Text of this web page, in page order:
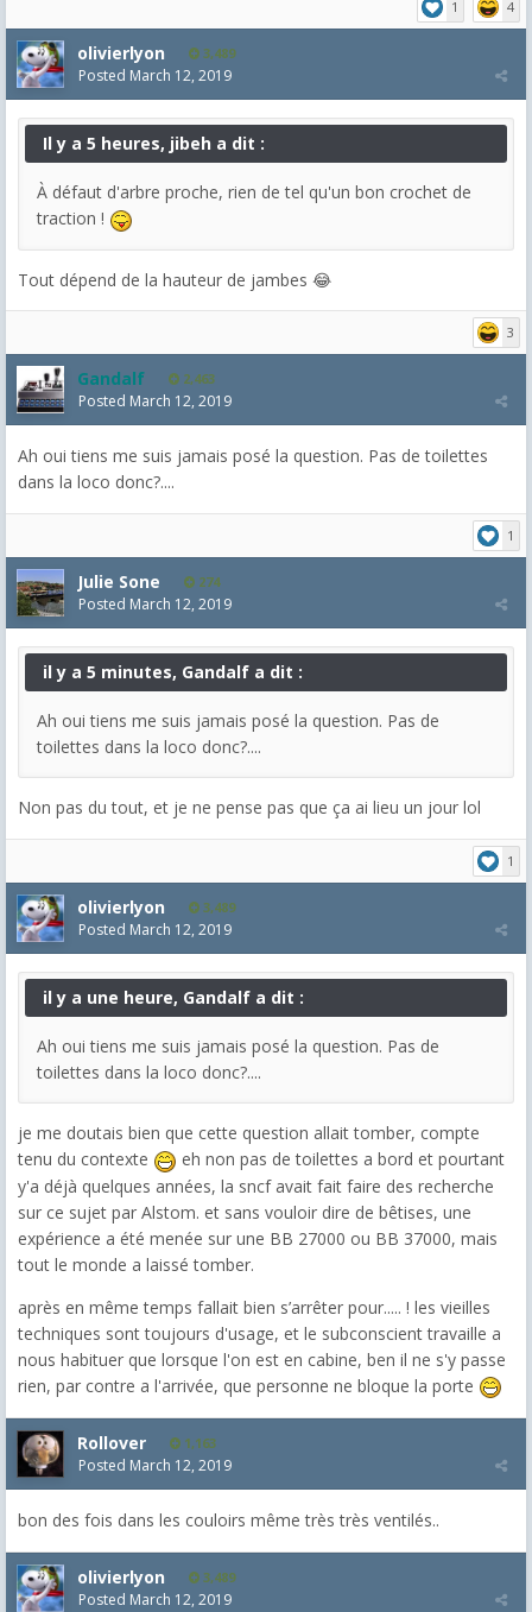
1 4
olivierlyon 3,489
Posted March 12, 2019
Il y a 5 heures, jibeh a dit :
À défaut d'arbre proche, rien de tel qu'un bon crochet de
traction !
Tout dépend de la hauteur de jambes 😂
3
Gandalf 2,463
Posted March 12, 2019
Ah oui tiens me suis jamais posé la question. Pas de toilettes
dans la loco donc?....
1
Julie Sone 274
Posted March 12, 2019
il y a 5 minutes, Gandalf a dit :
Ah oui tiens me suis jamais posé la question. Pas de
toilettes dans la loco donc?....
Non pas du tout, et je ne pense pas que ça ai lieu un jour lol
1
olivierlyon 3,489
Posted March 12, 2019
il y a une heure, Gandalf a dit :
Ah oui tiens me suis jamais posé la question. Pas de
toilettes dans la loco donc?....
je me doutais bien que cette question allait tomber, compte
tenu du contexte
eh non pas de toilettes a bord et pourtant
y'a déjà quelques années, la sncf avait fait faire des recherche
sur ce sujet par Alstom. et sans vouloir dire de bêtises, une
expérience a été menée sur une BB 27000 ou BB 37000, mais
tout le monde a laissé tomber.
après en même temps fallait bien s’arrêter pour..... ! les vieilles
techniques sont toujours d'usage, et le subconscient travaille a
nous habituer que lorsque l'on est en cabine, ben il ne s'y passe
rien, par contre a l'arrivée, que personne ne bloque la porte
Rollover 1,163
Posted March 12, 2019
bon des fois dans les couloirs même très très ventilés..
olivierlyon 3,489
Posted March 12, 2019